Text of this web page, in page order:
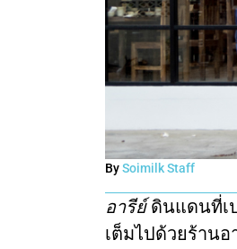
BySoimilk Staff
อารีย์ดินแดนที่เป
เต็มไปด้วยร้าน